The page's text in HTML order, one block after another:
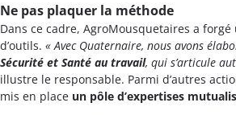
Ne pas plaquer la méthode
Dans ce cadre, AgroMousquetaires a
d’outils. « Avec Quaternaire, nous avons
Sécurité et Santé au travail, qui s’articule
illustre le responsable. Parmi d’autres
mis en place un pôle d’expertises